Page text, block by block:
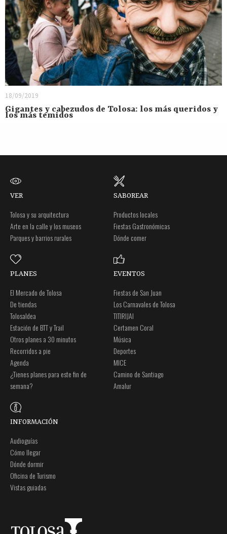
18/09/2019
Gigantes y cabezudos de Tolosa: los más queridos y
los más temidos
VER
Tolosa y su arquitectura
Arte en la calle y los museos
Parques y barrios rurales
SABOREAR
Productos locales
Fiestas Gastronómicas
Dónde comer
PLANES
El Mercado de Tolosa
De tiendas
Tolosaldea
Estación de BTT y Trail
Otros planes a 30 minutos
Recorridos a pie
Agenda
¿Tienes planes para este fin de
semana?
EVENTOS
Fiestas de San Juan
Los Carnavales de Tolosa
TITIRIJAI
Certamen Coral
Música
Deportes
MICE
Camino de Santiago
Amalur
INFORMACIÓN
Audioguías
Cómo llegar
Dónde dormir
Oficina de Turismo
Vistas guiadas